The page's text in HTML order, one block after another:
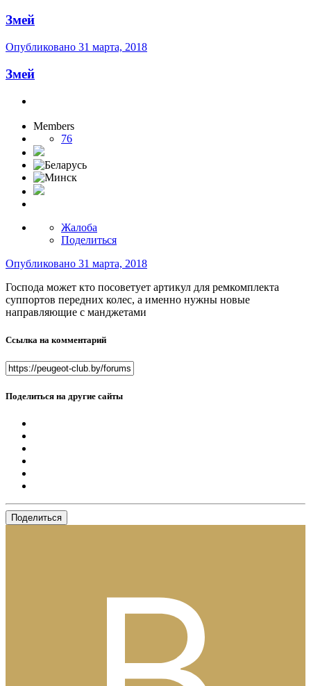
Змей
Опубликовано 31 марта, 2018
Змей
Members
76
Жалоба
Поделиться
Опубликовано 31 марта, 2018
Господа может кто посоветует артикул для ремкомплекта
суппортов передних колес, а именно нужны новые
направляющие с манджетами
Ссылка на комментарий
Поделиться на другие сайты
Поделиться